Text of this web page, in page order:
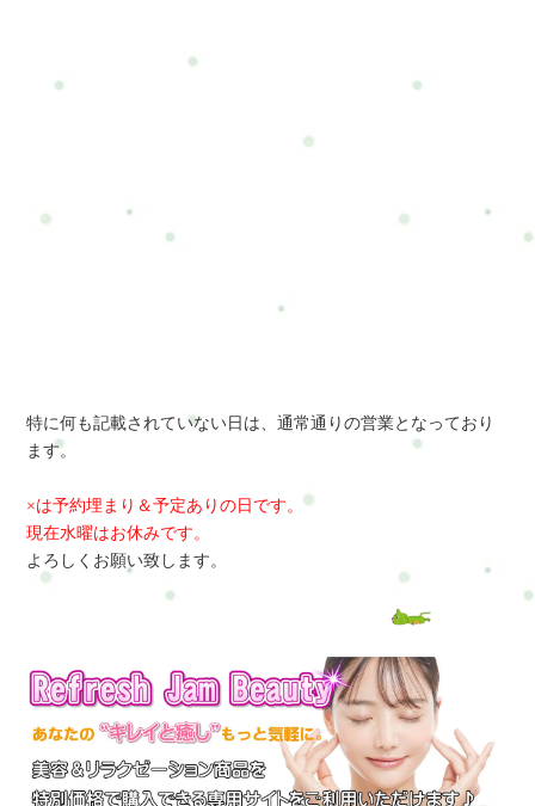
特に何も記載されていない日は、通常通りの営業となっており
ます。
×は予約埋まり＆予定ありの日です。
現在水曜はお休みです。
よろしくお願い致します。